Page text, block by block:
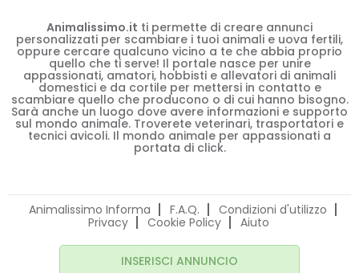
Animalissimo.it ti permette di creare annunci
personalizzati per scambiare i tuoi animali e uova fertili,
oppure cercare qualcuno vicino a te che abbia proprio
quello che ti serve! Il portale nasce per unire
appassionati, amatori, hobbisti e allevatori di animali
domestici e da cortile per mettersi in contatto e
scambiare quello che producono o di cui hanno bisogno.
Sarà anche un luogo dove avere informazioni e supporto
sul mondo animale. Troverete veterinari, trasportatori e
tecnici avicoli. Il mondo animale per appassionati a
portata di click.
Animalissimo Informa F.A.Q.
Condizioni d'utilizzo
Privacy
Cookie Policy Aiuto
INSERISCI ANNUNCIO